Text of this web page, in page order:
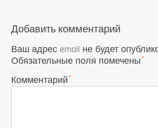
Добавить комментарий
Ваш адрес email не будет
Обязательные поля помечены*
Комментарий*